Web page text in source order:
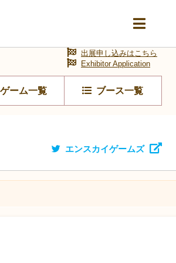
ゲーム一覧 ブース一覧
出展申し込みはこちら
Exhibitor Application
エンスカイゲームズ